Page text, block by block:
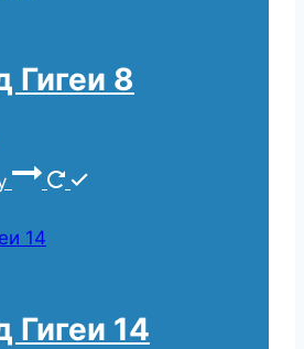
Гигеи 8
Гигеи 14